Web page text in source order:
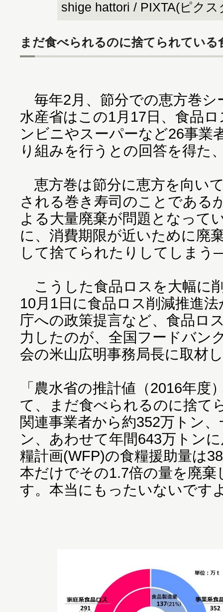
shige hattori / PIXTA(ピクス
まだ食べられるのに捨てられている
毎年2月、節分での恵方巻シ
水産省はこの1月17日、食品
ンビニやスーパーなど26事業
り組みを行うとの回答を得た
恵方巻は節分に恵方を向い
される巻き寿司のことである
よる大量廃棄が問題となって
に、消費期限が近いために廃
して捨てられたりしてしま
こうした食品ロスを大幅に
10月1日に食品ロス削減推進
庁への政策提言など、食品ロ
力したのが、全国フードバン
会の米山広明事務局長に取材
「農水省の推計値（2016年
て、まだ食べられるのに捨て
関連事業者から約352万トン
ン、あわせて年間643万トン
糧計画(WFP)の食糧援助量は
本だけでその1.7倍の量を廃
す。本当にもったいないです